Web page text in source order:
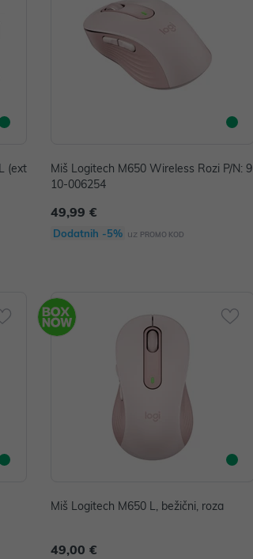
(ext
Miš Logitech M650 Wireless Rozi P/N: 9
10-006254
49,99 €
Dodatnih -5% uz PROMO KOD
Miš Logitech M650 L, bežični, roza
49,00 €